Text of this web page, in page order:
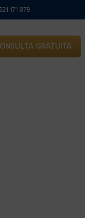
171 879
GRATUITA